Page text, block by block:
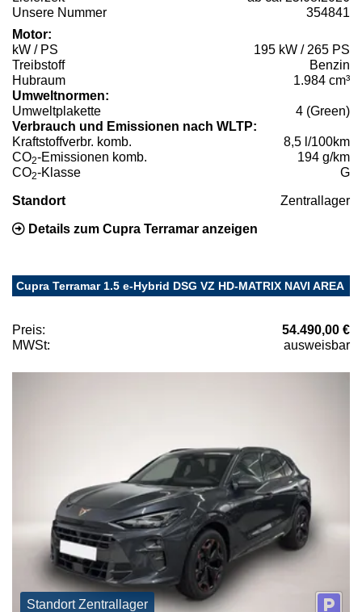
Unsere Nummer
354841
Motor:
kW / PS
195 kW / 265 PS
Treibstoff
Benzin
Hubraum
1.984 cm³
Umweltnormen:
Umweltplakette
4 (Green)
Verbrauch und Emissionen nach WLTP:
Kraftstoffverbr. komb.
8,5 l/100km
CO2-Emissionen komb.
194 g/km
CO2-Klasse G
Standort Zentrallager
Details zum Cupra Terramar anzeigen
Cupra Terramar 1.5 e-Hybrid DSG VZ HD-MATRIX NAVI AREA
Preis:
54.490,00 €
MWSt:
ausweisbar
Standort Zentrallager